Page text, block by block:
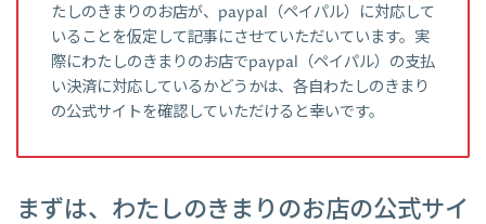
たしのきまりのお店が、paypal（ペイパル）に対応して
いることを仮定して記事にさせていただいています。実
際にわたしのきまりのお店でpaypal（ペイパル）の支払
い決済に対応しているかどうかは、各自わたしのきまり
の公式サイトを確認していただけると幸いです。
まずは、わたしのきまりのお店の公式サイ